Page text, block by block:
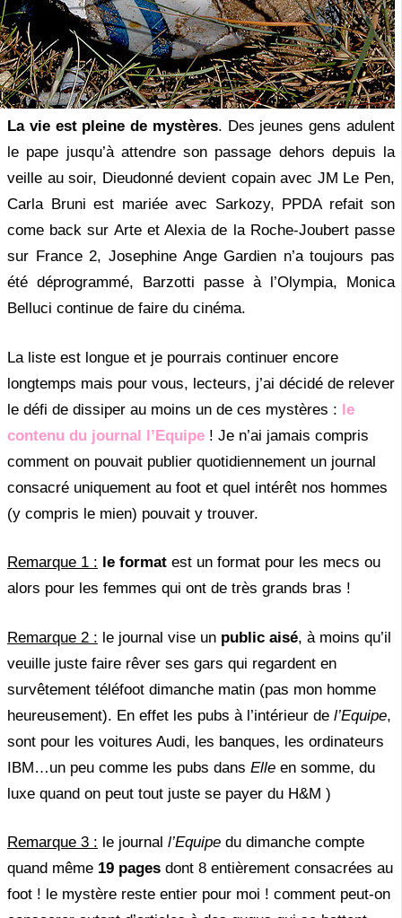
La vie est pleine de mystères. Des jeunes gens adulent
le pape jusqu’à attendre son passage dehors depuis la
veille au soir, Dieudonné devient copain avec JM Le Pen,
Carla Bruni est mariée avec Sarkozy, PPDA refait son
come back sur Arte et Alexia de la Roche-Joubert passe
sur France 2, Josephine Ange Gardien n’a toujours pas
été déprogrammé, Barzotti passe à l’Olympia, Monica
Belluci continue de faire du cinéma.
La liste est longue et je pourrais continuer encore
longtemps mais pour vous, lecteurs, j’ai décidé de relever
le défi de dissiper au moins un de ces mystères : le
contenu du journal l’Equipe ! Je n’ai jamais compris
comment on pouvait publier quotidiennement un journal
consacré uniquement au foot et quel intérêt nos hommes
(y compris le mien) pouvait y trouver.
Remarque 1 : le format est un format pour les mecs ou
alors pour les femmes qui ont de très grands bras !
Remarque 2 : le journal vise un public aisé, à moins qu’il
veuille juste faire rêver ses gars qui regardent en
survêtement téléfoot dimanche matin (pas mon homme
heureusement). En effet les pubs à l’intérieur de l’Equipe,
sont pour les voitures Audi, les banques, les ordinateurs
IBM…un peu comme les pubs dans Elle en somme, du
luxe quand on peut tout juste se payer du H&M )
Remarque 3 : le journal l’Equipe du dimanche compte
quand même 19 pages dont 8 entièrement consacrées au
foot ! le mystère reste entier pour moi ! comment peut-on